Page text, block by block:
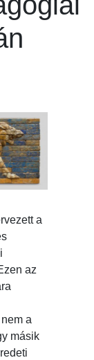
a
az
a
másik